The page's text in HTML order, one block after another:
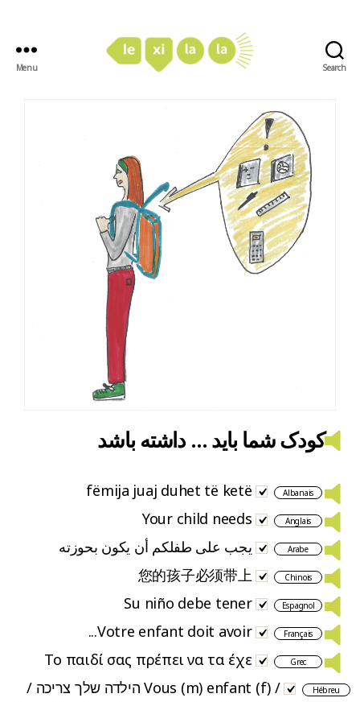
Search
Menu
کودک شما باید … داشته باشد
Albanais
fëmija juaj duhet të ketë
Anglais
Your child needs
Arabe يجب على طفلكم أن يكون بحوزته
Chinois
您的孩子必须带上
Espagnol
Su niño debe tener
Français
Votre enfant doit avoir...
Grec
Το παιδί σας πρέπει να τα έχε
Hébreu
/ Vous (m) enfant (f) הילדה שלך צריכה /